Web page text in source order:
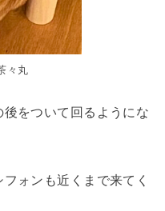
々丸
をついて回るようにな
ォンも近くまで来てく